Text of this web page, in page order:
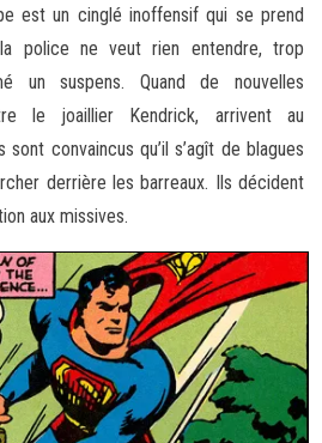
est un cinglé inoffensif qui se prend
police ne veut rien entendre, trop
un suspens. Quand de nouvelles
le joaillier Kendrick, arrivent au
convaincus qu’il s’agît de blagues
derrière les barreaux. Ils décident
aux missives.